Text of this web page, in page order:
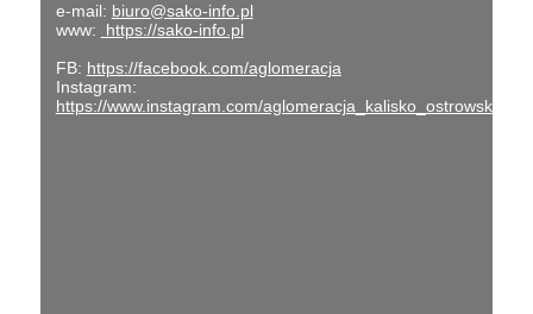
e-mail: biuro@sako-info.pl
www:
https://sako-info.pl
FB: https://facebook.com/aglomeracja
Instagram:
https://www.instagram.com/aglomeracja_kalisko_ostrowska/